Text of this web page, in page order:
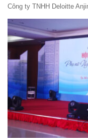
Công ty TNHH Deloitte